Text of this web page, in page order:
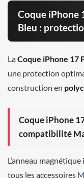
Coque iPhone
Bleu :
LaCoque iPhone 17
une protection
construction en
Coque iPhone
compatibilité
L’anneau
tous les accessoires